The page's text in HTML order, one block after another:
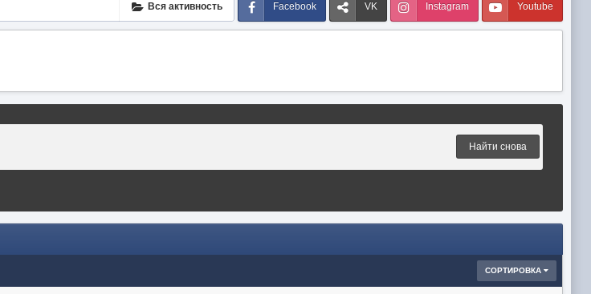
Вся активность Facebook VK Instagram Youtube
Найти снова
СОРТИРОВКА